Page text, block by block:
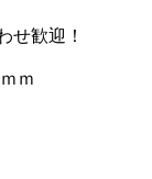
せ歓迎！
ｍ